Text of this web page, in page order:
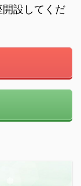
設してくだ